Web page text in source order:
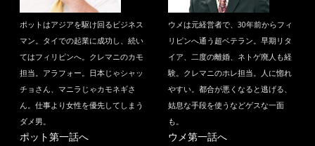
ポットはアジアを駆け回るビジネス
マン。タイでの起業に成功し、続い
てはフィリピンへ。クレマニのカモ
担当。アラフォー。日本じゃシャッ
チョさん、マニラじゃカモネギさ
ん。仕事より女性を優先してしまう
ダメ男。
ポット第一話へ
ウメは元経営者で、30年前からフィ
リピンへ通う超ベテラン。早期リタ
イア、二度の離婚、ネトゲ廃人も経
験。クレマニのホレ担当。人に惚れ
やすい。都合が悪くなると逃げる、
姑息な手段を使うなどゲスな一面
も。
ウメ第一話へ